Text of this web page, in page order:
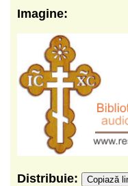
Imagine:
Distribuie: Copiază